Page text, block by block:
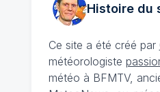
Histoire du
Ce site a été créé par
météorologiste
météo à BFMTV,